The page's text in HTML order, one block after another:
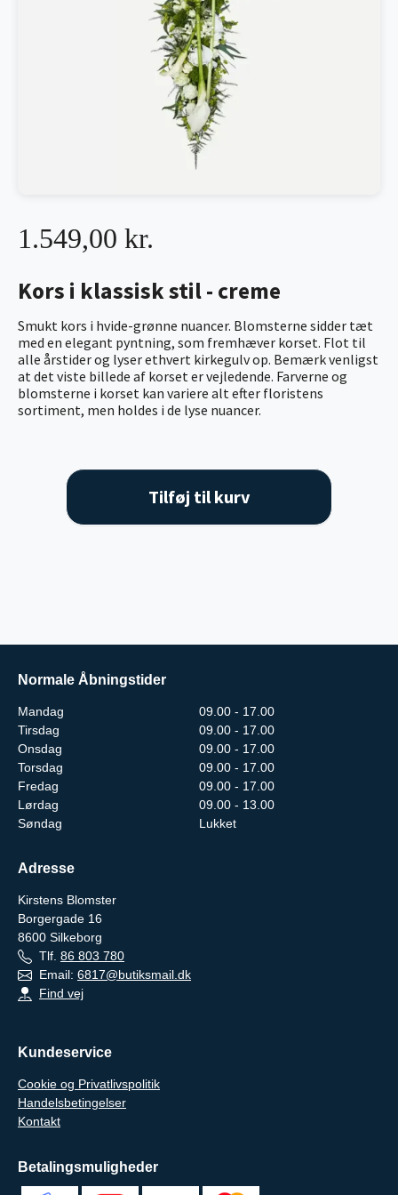
Kors i klassisk stil - creme
Smukt kors i hvide-grønne nuancer. Blomsterne sidder tæt
med en elegant pyntning, som fremhæver korset. Flot til
alle årstider og lyser ethvert kirkegulv op. Bemærk venligst
at det viste billede af korset er vejledende. Farverne og
blomsterne i korset kan variere alt efter floristens
sortiment, men holdes i de lyse nuancer.
1.549,00 kr.
Tilføj til kurv
Normale Åbningstider
Mandag
09.00 - 17.00
Tirsdag
09.00 - 17.00
Onsdag
09.00 - 17.00
Torsdag
09.00 - 17.00
Fredag
09.00 - 17.00
Lørdag
09.00 - 13.00
Søndag
Lukket
Adresse
Kirstens Blomster
Borgergade 16
8600 Silkeborg
Tlf. 86 803 780
Email: 6817@butiksmail.dk
Find vej
Kundeservice
Cookie og Privatlivspolitik
Handelsbetingelser
Kontakt
Betalingsmuligheder